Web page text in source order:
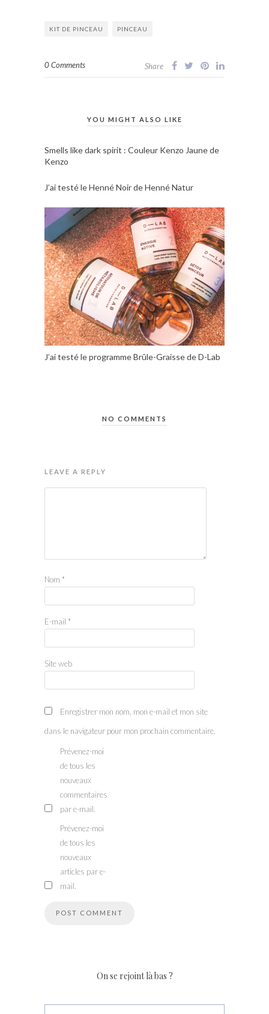
KIT DE PINCEAU PINCEAU
0 Comments Share
YOU MIGHT ALSO LIKE
Smells like dark spirit : Couleur Kenzo Jaune de
Kenzo
J’ai testé le Henné Noir de Henné Natur
J’ai testé le programme Brûle-Graisse de D-Lab
NO COMMENTS
LEAVE A REPLY
Nom *
E-mail *
Site web
Enregistrer mon nom, mon e-mail et mon site
dans le navigateur pour mon prochain commentaire.
Prévenez-moi
de tous les
nouveaux
commentaires
par e-mail.
Prévenez-moi
de tous les
nouveaux
articles par e-
mail.
On se rejoint là bas ?